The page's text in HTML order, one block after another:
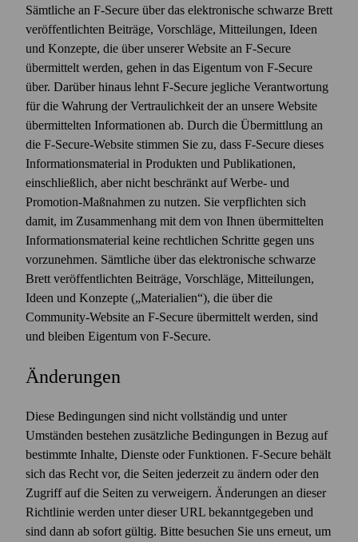
Sämtliche an F‑Secure über das elektronische schwarze Brett
veröffentlichten Beiträge, Vorschläge, Mitteilungen, Ideen
und Konzepte, die über unserer Website an F‑Secure
übermittelt werden, gehen in das Eigentum von F‑Secure
über. Darüber hinaus lehnt F‑Secure jegliche Verantwortung
für die Wahrung der Vertraulichkeit der an unsere Website
übermittelten Informationen ab. Durch die Übermittlung an
die F‑Secure-Website stimmen Sie zu, dass F‑Secure dieses
Informationsmaterial in Produkten und Publikationen,
einschließlich, aber nicht beschränkt auf Werbe- und
Promotion-Maßnahmen zu nutzen. Sie verpflichten sich
damit, im Zusammenhang mit dem von Ihnen übermittelten
Informationsmaterial keine rechtlichen Schritte gegen uns
vorzunehmen. Sämtliche über das elektronische schwarze
Brett veröffentlichten Beiträge, Vorschläge, Mitteilungen,
Ideen und Konzepte („Materialien“), die über die
Community-Website an F‑Secure übermittelt werden, sind
und bleiben Eigentum von F‑Secure.
Änderungen
Diese Bedingungen sind nicht vollständig und unter
Umständen bestehen zusätzliche Bedingungen in Bezug auf
bestimmte Inhalte, Dienste oder Funktionen. F‑Secure behält
sich das Recht vor, die Seiten jederzeit zu ändern oder den
Zugriff auf die Seiten zu verweigern. Änderungen an dieser
Richtlinie werden unter dieser URL bekanntgegeben und
sind dann ab sofort gültig. Bitte besuchen Sie uns erneut, um